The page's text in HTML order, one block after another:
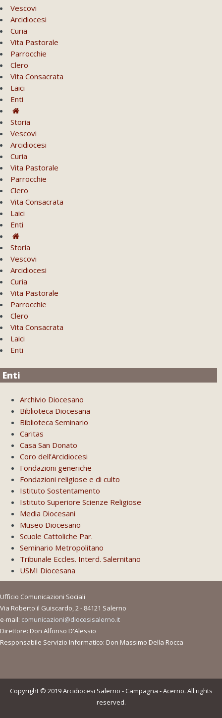
Vescovi
Arcidiocesi
Curia
Vita Pastorale
Parrocchie
Clero
Vita Consacrata
Laici
Enti
Storia
Vescovi
Arcidiocesi
Curia
Vita Pastorale
Parrocchie
Clero
Vita Consacrata
Laici
Enti
Storia
Vescovi
Arcidiocesi
Curia
Vita Pastorale
Parrocchie
Clero
Vita Consacrata
Laici
Enti
Enti
Archivio Diocesano
Biblioteca Diocesana
Biblioteca Seminario
Caritas
Casa San Donato
Coro dell’Arcidiocesi
Fondazioni generiche
Fondazioni religiose e di culto
Istituto Sostentamento
Istituto Superiore Scienze Religiose
Media Diocesani
Museo Diocesano
Scuole Cattoliche Par.
Seminario Metropolitano
Tribunale Eccles. Interd. Salernitano
USMI Diocesana
Ufficio Comunicazioni Sociali
Via Roberto il Guiscardo, 2 - 84121 Salerno
e-mail: comunicazioni@diocesisalerno.it
Direttore: Don Alfonso D'Alessio
Responsabile Servizio Informatico: Don Massimo Della Rocca
Copyright © 2019 Arcidiocesi Salerno - Campagna - Acerno. All rights
reserved.